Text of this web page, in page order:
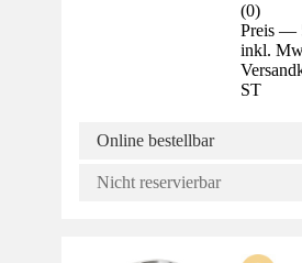
(0)
Preis —
inkl.
ST
Online bestellbar
Nicht reservierbar